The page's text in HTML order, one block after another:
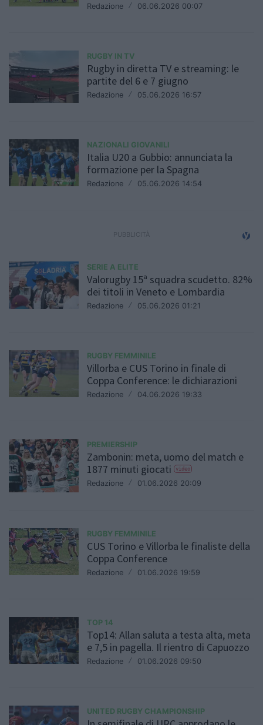
Redazione / 06.06.2026 00:07
RUGBY IN TV
Rugby in diretta TV e streaming: le
partite del 6 e 7 giugno
Redazione / 05.06.2026 16:57
NAZIONALI GIOVANILI
Italia U20 a Gubbio: annunciata la
formazione per la Spagna
Redazione / 05.06.2026 14:54
SERIE A ELITE
Valorugby 15ª squadra scudetto. 82%
dei titoli in Veneto e Lombardia
Redazione / 05.06.2026 01:21
RUGBY FEMMINILE
Villorba e CUS Torino in finale di
Coppa Conference: le dichiarazioni
Redazione / 04.06.2026 19:33
PREMIERSHIP
Zambonin: meta, uomo del match e
1877 minuti giocati video
Redazione / 01.06.2026 20:09
RUGBY FEMMINILE
CUS Torino e Villorba le finaliste della
Coppa Conference
Redazione / 01.06.2026 19:59
TOP 14
Top14: Allan saluta a testa alta, meta
e 7,5 in pagella. Il rientro di Capuozzo
Redazione / 01.06.2026 09:50
UNITED RUGBY CHAMPIONSHIP